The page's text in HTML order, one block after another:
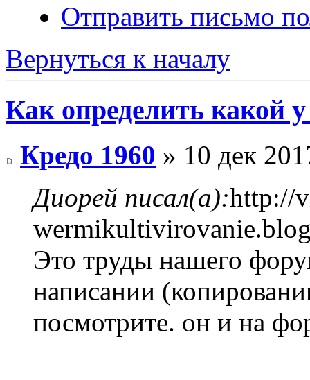
Отправить письмо
Вернуться к началу
Как определить какой
Кредо 1960 » 10 дек
Диорей писал(а):http://
Это труды нашего
написании
посмотрите. он и на